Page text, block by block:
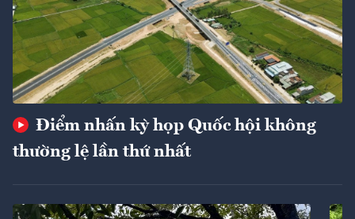
Điểm nhấn kỳ họp Quốc hội không
thường lệ lần thứ nhất